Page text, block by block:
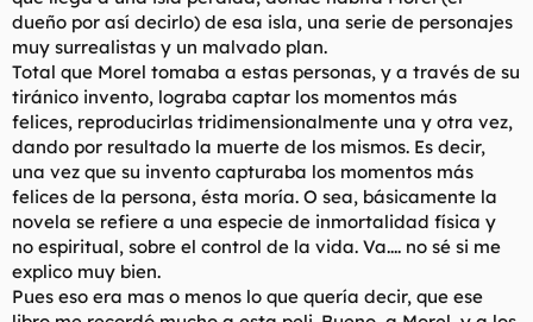
dueño por así decirlo) de esa isla, una serie de personajes
muy surrealistas y un malvado plan.
Total que Morel tomaba a estas personas, y a través de su
tiránico invento, lograba captar los momentos más
felices, reproducirlas tridimensionalmente una y otra vez,
dando por resultado la muerte de los mismos. Es decir,
una vez que su invento capturaba los momentos más
felices de la persona, ésta moría. O sea, básicamente la
novela se refiere a una especie de inmortalidad física y
no espiritual, sobre el control de la vida. Va.... no sé si me
explico muy bien.
Pues eso era mas o menos lo que quería decir, que ese